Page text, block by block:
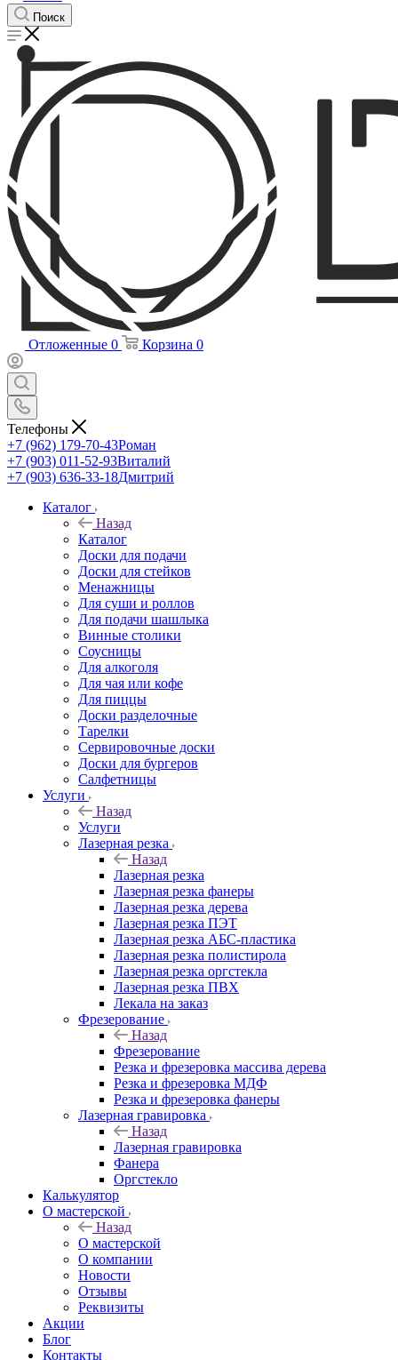
Поиск
Отложенные 0 Корзина 0
Телефоны
+7 (962) 179-70-43Роман
+7 (903) 011-52-93Виталий
+7 (903) 636-33-18Дмитрий
Каталог
Назад
Каталог
Доски для подачи
Доски для стейков
Менажницы
Для суши и роллов
Для подачи шашлыка
Винные столики
Соусницы
Для алкоголя
Для чая или кофе
Для пиццы
Доски разделочные
Тарелки
Сервировочные доски
Доски для бургеров
Салфетницы
Услуги
Назад
Услуги
Лазерная резка
Назад
Лазерная резка
Лазерная резка фанеры
Лазерная резка дерева
Лазерная резка ПЭТ
Лазерная резка АБС-пластика
Лазерная резка полистирола
Лазерная резка оргстекла
Лазерная резка ПВХ
Лекала на заказ
Фрезерование
Назад
Фрезерование
Резка и фрезеровка массива дерева
Резка и фрезеровка МДФ
Резка и фрезеровка фанеры
Лазерная гравировка
Назад
Лазерная гравировка
Фанера
Орг­стек­ло
Калькулятор
О мастерской
Назад
О мастерской
О компании
Новости
Отзывы
Реквизиты
Акции
Блог
Контакты